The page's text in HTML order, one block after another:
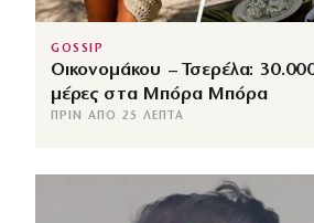
GOSSIP
Οικονομάκου – Τσερέλα:
μέρες στα Μπόρα Μπόρα
ΠΡΙΝ ΑΠΌ 25 ΛΕΠΤΆ